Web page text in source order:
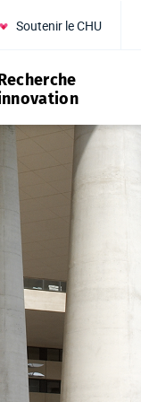
Soutenir le CHU